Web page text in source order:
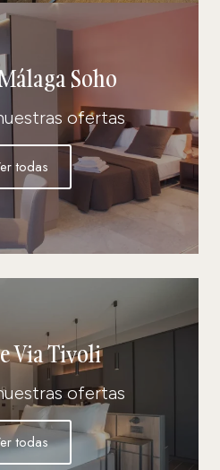
Soho
ofertas
todas
Via Tivoli
ofertas
todas